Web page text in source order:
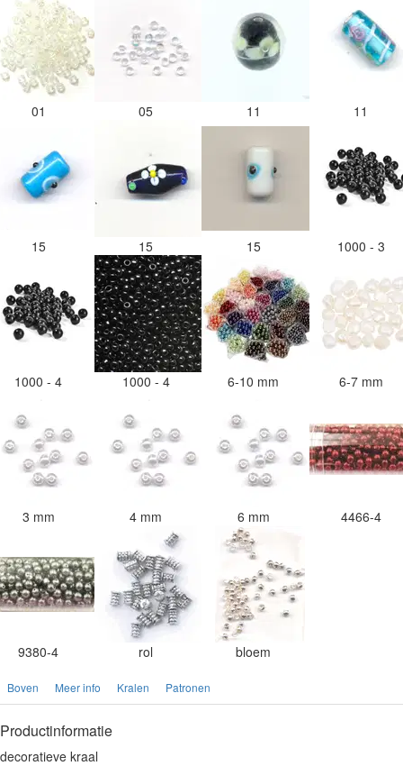
01 05 11 11
15 15 15 1000 - 3
1000 - 4 1000 - 4 6-10 mm 6-7 mm
3 mm 4 mm 6 mm 4466-4
9380-4 rol bloem
Boven Meer info Kralen Patronen
Productinformatie
decoratieve kraal